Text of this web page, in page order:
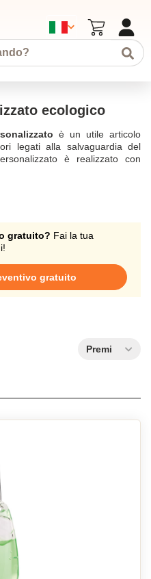
ecologico
è un utile articolo
legati alla salvaguardia del
è realizzato con
loro luch box a scuola. Anche i
o incisione laser per i
una a ciascuno dei vostri
non solo otterrete visibilità, ma
ecologico personalizzato ai
gratuito? Fai la tua
gratuito
Premi